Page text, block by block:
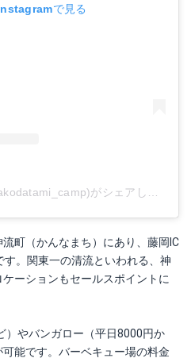
で見る
町（かんなまち）にあり、藤岡IC
。関東一の清流といわれる、神
ーションもセールスポイントに
）やバンガロー（平日8000円か
能です。バーベキュー場の料金